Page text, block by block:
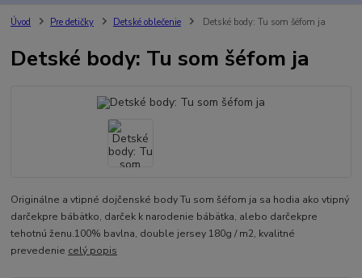
Úvod Pre detičky Detské oblečenie Detské body: Tu som šéfom ja
Detské body: Tu som šéfom ja
Originálne a vtipné dojčenské body Tu som šéfom ja sa hodia ako vtipný
darčekpre bábätko, darček k narodenie bábätka, alebo darčekpre
tehotnú ženu.100% bavlna, double jersey 180g / m2, kvalitné
prevedenie celý popis